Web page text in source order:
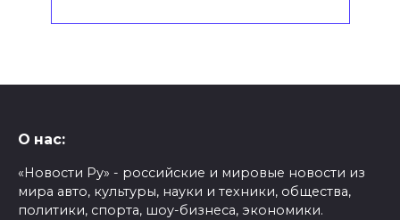
О нас:
«Новости Ру» - российские и мировые новости из
мира авто, культуры, науки и техники, общества,
политики, спорта, шоу-бизнеса, экономики.